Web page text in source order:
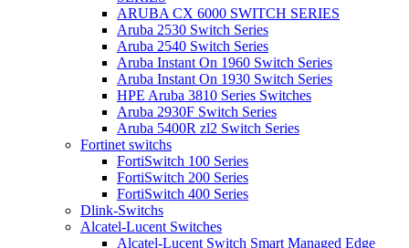
ARUBA CX 6000 SWITCH SERIES
Aruba 2530 Switch Series
Aruba 2540 Switch Series
Aruba Instant On 1960 Switch Series
Aruba Instant On 1930 Switch Series
HPE Aruba 3810 Series Switches
Aruba 2930F Switch Series
Aruba 5400R zl2 Switch Series
Fortinet switchs
FortiSwitch 100 Series
FortiSwitch 200 Series
FortiSwitch 400 Series
Dlink-Switchs
Alcatel-Lucent Switches
Alcatel-Lucent Switch Smart Managed Edge